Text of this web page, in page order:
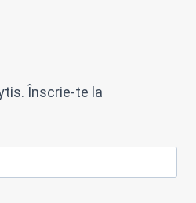
Înscrie-te la